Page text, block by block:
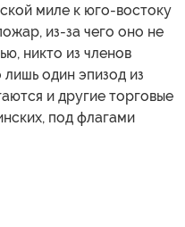
миле к юго-востоку
из-за чего оно не
никто из членов
один эпизод из
и другие торговые
под флагами